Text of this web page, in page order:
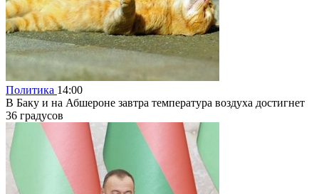
Политика 14:00
В Баку и на Абшероне завтра температура воздуха достигнет
36 градусов